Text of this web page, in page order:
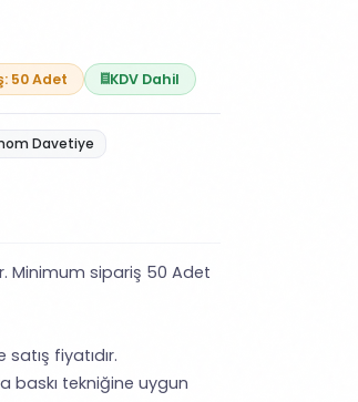
50 Adet KDV Dahil
Davetiye
Minimum sipariş 50 Adet
fiyatıdır.
baskı tekniğine uygun